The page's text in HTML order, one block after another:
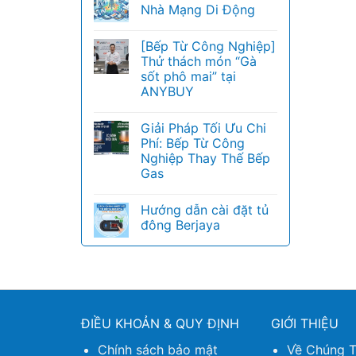
Nhà Mạng Di Động
[Bếp Từ Công Nghiệp]
Thử thách món “Gà
sốt phô mai” tại
ANYBUY
Giải Pháp Tối Ưu Chi
Phí: Bếp Từ Công
Nghiệp Thay Thế Bếp
Gas
Hướng dẫn cài đặt tủ
đông Berjaya
ĐIỀU KHOẢN & QUY ĐỊNH
Chính sách bảo mật
GIỚI THIỆU
Về Chúng